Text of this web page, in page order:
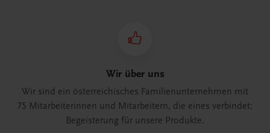
Wir über uns
Wir sind ein österreichisches Familienunternehmen mit
75 Mitarbeiterinnen und Mitarbeitern, die eines verbindet:
Begeisterung für unsere Produkte.